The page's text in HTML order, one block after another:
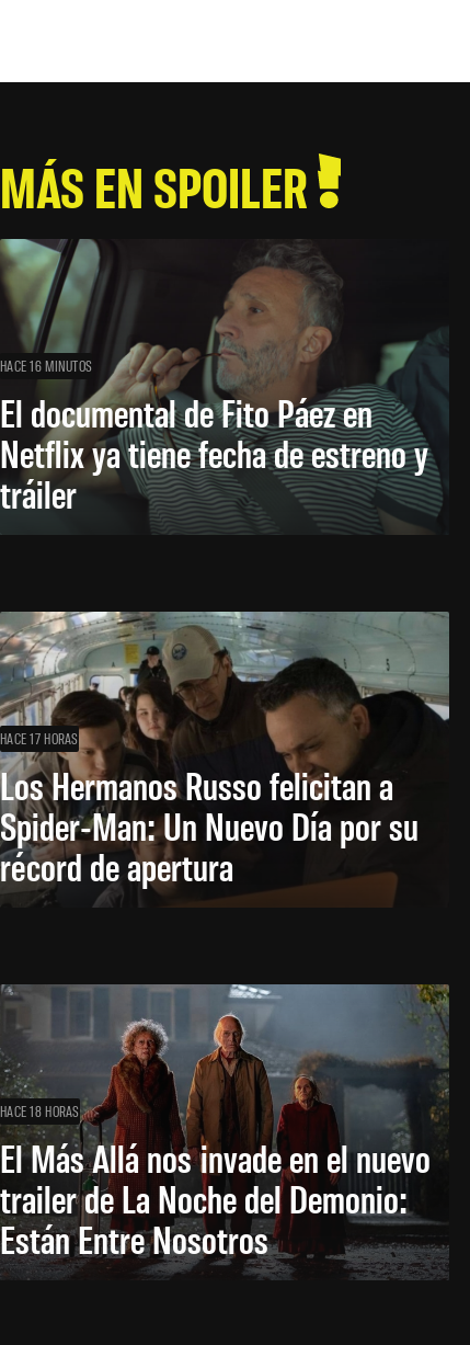
MÁS EN SPOILER
HACE 16 MINUTOS
El documental de Fito Páez en
Netflix ya tiene fecha de estreno y
tráiler
HACE 17 HORAS
Los Hermanos Russo felicitan a
Spider-Man: Un Nuevo Día por su
récord de apertura
HACE 18 HORAS
El Más Allá nos invade en el nuevo
trailer de La Noche del Demonio:
Están Entre Nosotros